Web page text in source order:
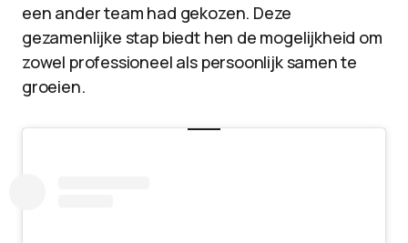
een ander team had gekozen. Deze
gezamenlijke stap biedt hen de mogelijkheid om
zowel professioneel als persoonlijk samen te
groeien.